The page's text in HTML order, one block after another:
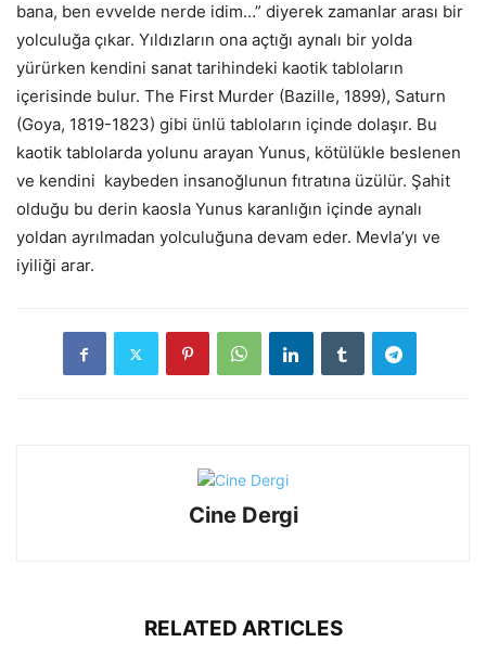
bana, ben evvelde nerde idim…” diyerek zamanlar arası bir
yolculuğa çıkar. Yıldızların ona açtığı aynalı bir yolda
yürürken kendini sanat tarihindeki kaotik tabloların
içerisinde bulur. The First Murder (Bazille, 1899), Saturn
(Goya, 1819-1823) gibi ünlü tabloların içinde dolaşır. Bu
kaotik tablolarda yolunu arayan Yunus, kötülükle beslenen
ve kendini kaybeden insanoğlunun fıtratına üzülür. Şahit
olduğu bu derin kaosla Yunus karanlığın içinde aynalı
yoldan ayrılmadan yolculuğuna devam eder. Mevla’yı ve
iyiliği arar.
Cine Dergi
RELATED ARTICLES